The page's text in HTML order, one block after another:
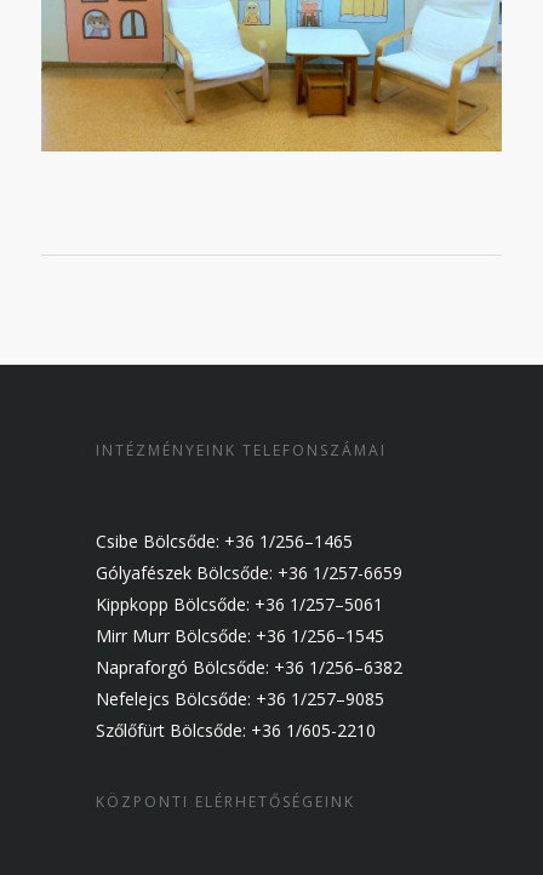
INTÉZMÉNYEINK TELEFONSZÁMAI
Csibe Bölcsőde: +36 1/256–1465
Gólyafészek Bölcsőde: +36 1/257-6659
Kippkopp Bölcsőde: +36 1/257–5061
Mirr Murr Bölcsőde: +36 1/256–1545
Napraforgó Bölcsőde: +36 1/256–6382
Nefelejcs Bölcsőde: +36 1/257–9085
Szőlőfürt Bölcsőde: +36 1/605-2210
KÖZPONTI ELÉRHETŐSÉGEINK